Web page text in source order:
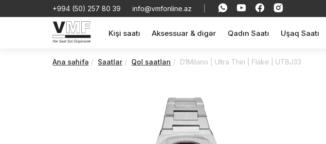
+994 (50) 257 80 39 info@vmfonline.az
Kişi saatı Aksessuar & digər Qadın Saatı Uşaq Saatı
Ana səhifə Saatlar Qol saatları D1Milano | Ultra Thin | Flake | UTBJ33